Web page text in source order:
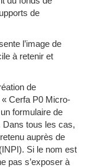
de
l’image de
à retenir et
de
« Cerfa P0 Micro-
formulaire de
Dans tous les cas,
auprès de
Si le nom est
pas s’exposer à